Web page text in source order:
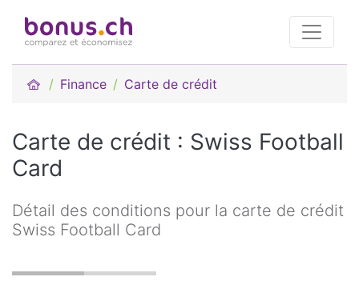
Finance Carte de crédit
Carte de crédit : Swiss Football
Card
Détail des conditions pour la carte de crédit
Swiss Football Card